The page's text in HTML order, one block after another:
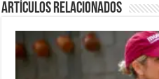
Artículos relacionados